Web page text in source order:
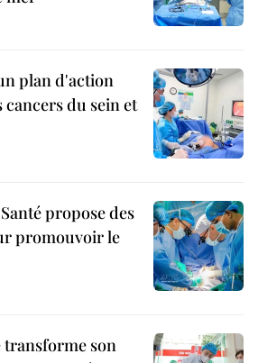
plan d'action
du sein et
propose des
promouvoir le
son